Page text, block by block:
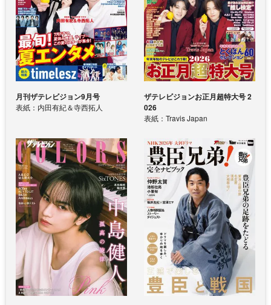
月刊ザテレビジョン9月号
表紙：内田有紀＆寺西拓人
ザテレビジョンお正月超特大号 2
026
表紙：Travis Japan